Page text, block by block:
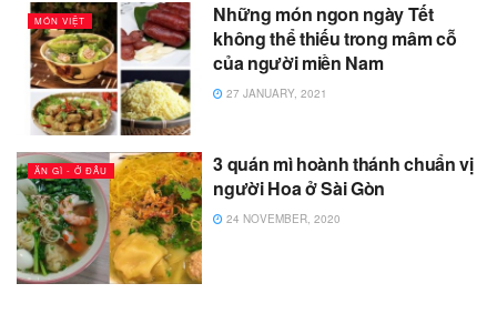
MÓN VIỆT
Những món ngon ngày Tết
không thể thiếu trong mâm cỗ
của người miền Nam
27 JANUARY, 2021
ĂN GÌ - Ở ĐÂU
3 quán mì hoành thánh chuẩn vị
người Hoa ở Sài Gòn
24 NOVEMBER, 2020